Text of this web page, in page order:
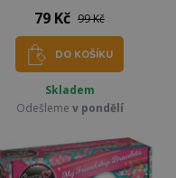
79 Kč 99 Kč
DO KOŠÍKU
Skladem
Odešleme v pondělí